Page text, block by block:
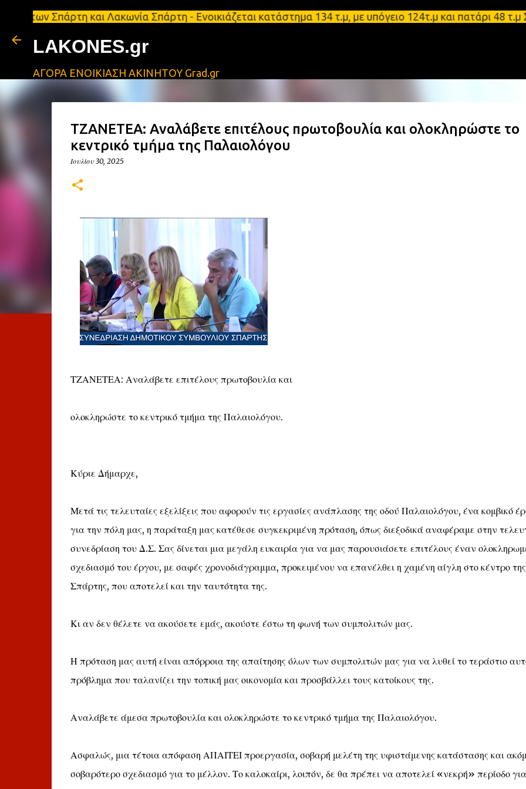
Μετάβαση στο κύριο περιεχόμενο
και Λακωνία Σπάρτη - Ενοικιάζεται κατάστημα 134 τ.μ, με υπόγειο 124τ.μ και πατάρι 48
LAKONES.gr
ΑΓΟΡΑ ΕΝΟΙΚΙΑΣΗ ΑΚΙΝΗΤΟΥ Grad.gr
ΤΖΑΝΕΤΕΑ: Αναλάβετε επιτέλους πρωτοβουλία και ολοκληρώστε το
κεντρικό τμήμα της Παλαιολόγου
Ιουλίου 30, 2025
ΤΖΑΝΕΤΕΑ: Αναλάβετε επιτέλους πρωτοβουλία και
ολοκληρώστε το κεντρικό τμήμα της Παλαιολόγου.
Κύριε Δήμαρχε,
Μετά τις τελευταίες εξελίξεις που αφορούν τις εργασίες ανάπλασης της οδού Παλαιολόγου, ένα κομβικό
για την πόλη μας, η παράταξη μας κατέθεσε συγκεκριμένη πρόταση, όπως διεξοδικά αναφέραμε στην
συνεδρίαση του Δ.Σ. Σας δίνεται μια μεγάλη ευκαιρία για να μας παρουσιάσετε επιτέλους έναν
σχεδιασμό του έργου, με σαφές χρονοδιάγραμμα, προκειμένου να επανέλθει η χαμένη αίγλη στο κέντρο της
Σπάρτης, που αποτελεί και την ταυτότητα της.
Κι αν δεν θέλετε να ακούσετε εμάς, ακούστε έστω τη φωνή των συμπολιτών μας.
Η πρόταση μας αυτή είναι απόρροια της απαίτησης όλων των συμπολιτών μας για να λυθεί το τεράστιο
πρόβλημα που ταλανίζει την τοπική μας οικονομία και προσβάλλει τους κατοίκους της.
Αναλάβετε άμεσα πρωτοβουλία και ολοκληρώστε το κεντρικό τμήμα της Παλαιολόγου.
Ασφαλώς, μια τέτοια απόφαση ΑΠΑΙΤΕΙ προεργασία, σοβαρή μελέτη της υφιστάμενης κατάστασης και
σοβαρότερο σχεδιασμό για το μέλλον. Το καλοκαίρι, λοιπόν, δε θα πρέπει να αποτελεί «νεκρή» περίοδο